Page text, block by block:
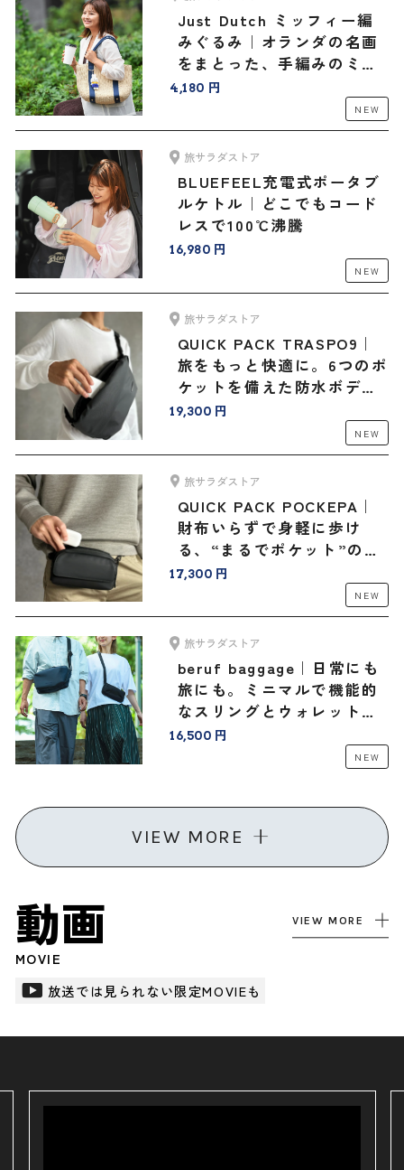
Just Dutch ミッフィー編
みぐるみ｜オランダの名画
をまとった、手編みのミッ
フィーと旅へ
4,180 円
NEW
旅サラダストア
BLUEFEEL充電式ポータブ
ルケトル｜どこでもコード
レスで100℃沸騰
16,980 円
NEW
旅サラダストア
QUICK PACK TRASPO9｜
旅をもっと快適に。6つのポ
ケットを備えた防水ボディ
バッグ
19,300 円
NEW
旅サラダストア
QUICK PACK POCKEPA｜
財布いらずで身軽に歩け
る、“まるでポケット”のよ
うなバッグ
17,300 円
NEW
旅サラダストア
beruf baggage｜日常にも
旅にも。ミニマルで機能的
なスリングとウォレットバ
ッグ＜豊岡鞄®コラボ＞
16,500 円
NEW
VIEW MORE
動画 VIEW MORE
MOVIE
放送では見られない限定MOVIEも